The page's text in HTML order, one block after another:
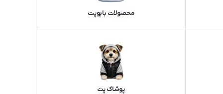
محصولات بایوپت
پوشاک پت